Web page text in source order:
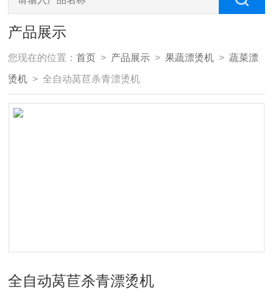
产品展示
您现在的位置：首页 > 产品展示 >果蔬漂烫机 >蔬菜漂
烫机 > 全自动莴苣杀青漂烫机
全自动莴苣杀青漂烫机